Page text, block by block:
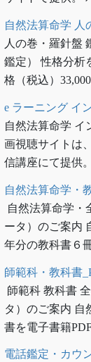
自然法算命学 人
人の巻・羅針盤
鑑定） 性格分析
格（税込）
e ラーニング イ
自然法算命学 イ
画視聴サイトは
信講座にて提供
自然法算命学・
自然法算命学・
ータ）のご案内
年分の教科書６
師範科・教科書
師範科 教科書
タ）のご案内 自
書を電子書籍
電話鑑定・カウ